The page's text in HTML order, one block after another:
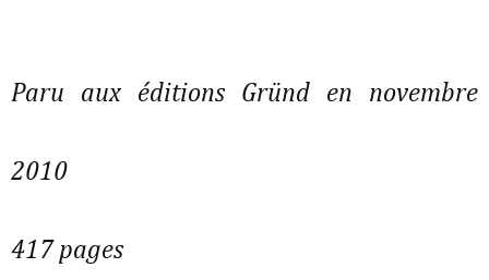
Paru aux éditions Gründ en novembre
2010
417 pages